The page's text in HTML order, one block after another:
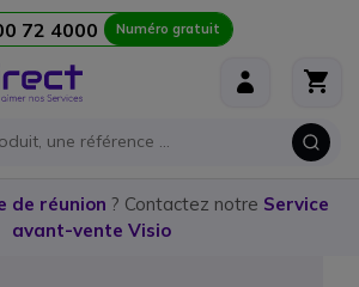
72 4000 Numéro gratuit
de réunion ? Contactez notre Service
avant-vente Visio